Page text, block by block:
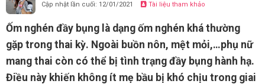
Cập nhật lần cuối: 12/01/2021 Tài liệu tham khảo
Ốm nghén đầy bụng là dạng ốm nghén khá thường
gặp trong thai kỳ. Ngoài buồn nôn, mệt mỏi,…phụ nữ
mang thai còn có thể bị tình trạng đầy bụng hành hạ.
Điều này khiến không ít mẹ bầu bị khó chịu trong giai